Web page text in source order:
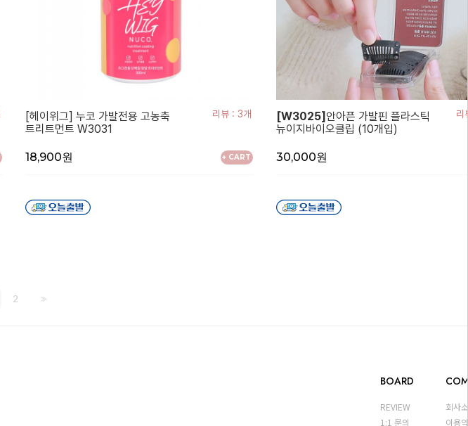
리뷰 : 3개
[헤이위그] 누코 가발전용 고농축
트리트먼트 W3031
18,900원 + CART
리
[W3025]안아픈 가발핀 플라스틱
뉴이지바이오클립 (10개입)
30,000원
2 >>
BOARD
REVIEW
1:1 문의
회사
이용